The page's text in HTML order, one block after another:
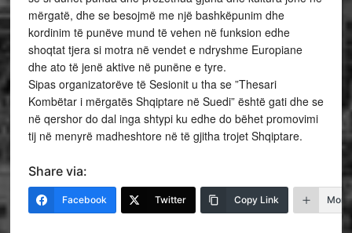
mërgatë, dhe se besojmë me një bashkëpunim dhe
kordinim të punëve mund të vehen në funksion edhe
shoqtat tjera si motra në vendet e ndryshme Europiane
dhe ato të jenë aktive në punëne e tyre.
Sipas organizatorëve të Sesionit u tha se ”Thesari
Kombëtar i mërgatës Shqiptare në Suedi” është gati dhe se
në qershor do dal inga shtypi ku edhe do bëhet promovimi
tij në menyrë madheshtore në të gjitha trojet Shqiptare.
Share via:
Facebook Twitter Copy Link More